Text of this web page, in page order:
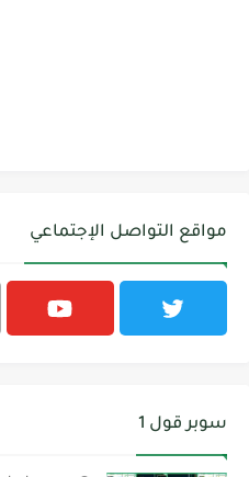
مواقع التواصل الإجتماعي
سوبر قول 1